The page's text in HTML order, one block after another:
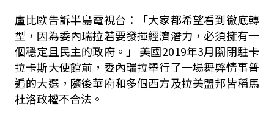
盧比歐告訴半島電視台：「大家都希望看到徹底轉
型，因為委內瑞拉若要發揮經濟潛力，必須擁有一
個穩定且民主的政府。」 美國2019年3月關閉駐卡
拉卡斯大使館前，委內瑞拉舉行了一場舞弊情事普
遍的大選，隨後華府和多個西方及拉美盟邦皆稱馬
杜洛政權不合法。